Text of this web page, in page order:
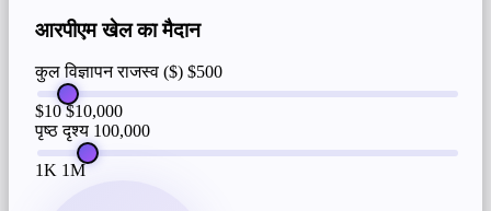
आरपीएम खेल का मैदान
कुल विज्ञापन राजस्व ($) $500
$10 $10,000
पृष्ठ दृश्य 100,000
1K 1M